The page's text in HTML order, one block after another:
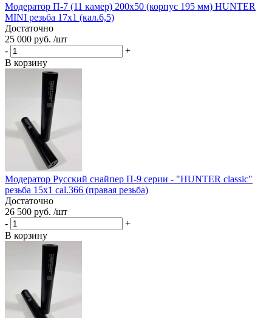
Модератор П-7 (11 камер) 200х50 (корпус 195 мм) HUNTER
MINI резьба 17х1 (кал.6,5)
Достаточно
25 000 руб. /шт
-
+
В корзину
Модератор Русский снайпер П-9 серии - "HUNTER classic"
резьба 15x1 cal.366 (правая резьба)
Достаточно
26 500 руб. /шт
-
+
В корзину